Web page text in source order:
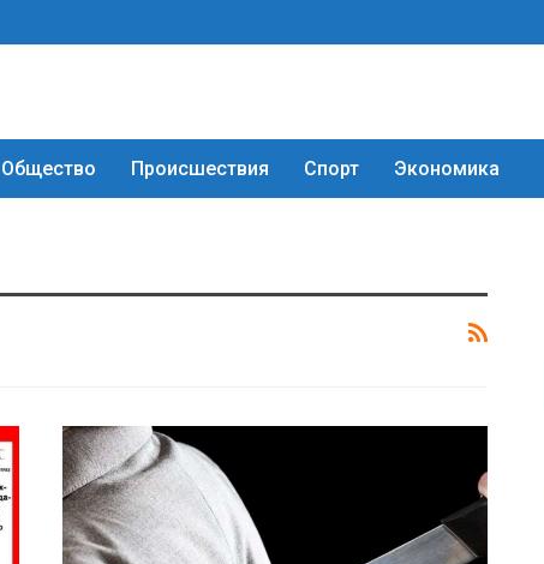
Общество Происшествия Спорт Экономика